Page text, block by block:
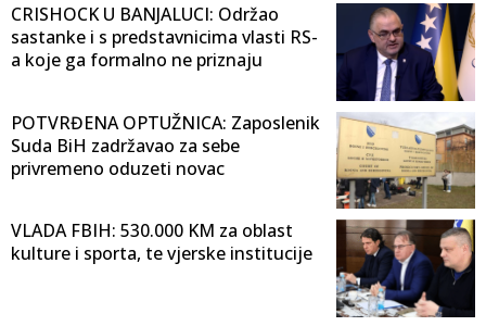
CRISHOCK U BANJALUCI: Održao
sastanke i s predstavnicima vlasti RS-
a koje ga formalno ne priznaju
POTVRĐENA OPTUŽNICA: Zaposlenik
Suda BiH zadržavao za sebe
privremeno oduzeti novac
VLADA FBIH: 530.000 KM za oblast
kulture i sporta, te vjerske institucije